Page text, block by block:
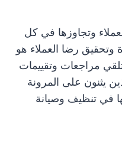
وتجاوزها في كل
وتحقيق رضا العملاء هو
مراجعات وتقييمات
يثنون على المرونة
في تنظيف وصيانة